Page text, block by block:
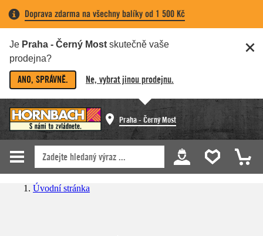
Doprava zdarma na všechny balíky od 1 500 Kč
Je Praha - Černý Most skutečně vaše
prodejna?
ANO, SPRÁVNĚ. Ne, vybrat jinou prodejnu.
Praha - Černý Most
Úvodní stránka